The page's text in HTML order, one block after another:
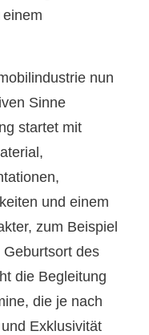
nun
Sinne
startet mit
und einem
zum Beispiel
des
die Begleitung
die je nach
Exklusivität